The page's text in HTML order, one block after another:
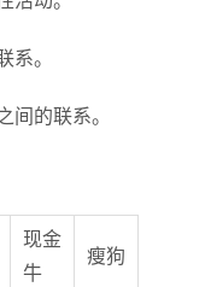
。
间的联系。
现金
牛
瘦狗